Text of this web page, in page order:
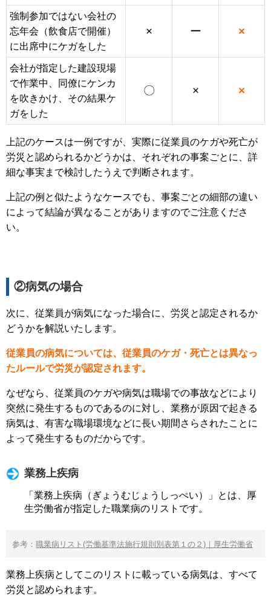
強制参加ではない会社の
忘年会（飲食店で開催）
に出席中にケガをした
× ー ×
会社が指定した建設現場
で作業中、同僚にケンカ
を吹きかけ、その結果ケ
ガをした
〇 × ×
上記のケースは一例ですが、実際に従業員のケガや死亡が
労災と認められるかどうかは、それぞれの事案ごとに、詳
細な事実まで検討したうえで判断されます。
上記の例と似たようなケースでも、事案ごとの細部の違い
によって結論が異なることがありますのでご注意くださ
い。
②病気の場合
次に、従業員が病気になった場合に、労災と認定されるか
どうかを解説いたします。
従業員の病気については、従業員のケガ・死亡とは異なっ
たルールで労災が認定されます。
なぜなら、従業員のケガや病気は職場での事故などにより
突然に発生するものであるのに対し、業務が原因で起きる
病気は、有害な職場環境などに長い期間さらされたことに
よって発生するものだからです。
業務上疾病
「業務上疾病（ぎょうむじょうしっぺい）」とは、厚
生労働省が指定した職業病のリストです。
参考： 職業病リスト(労働基準法施行規則別表第１の２)｜厚生労働省
業務上疾病としてこのリストに載っている病気は、すべて
労災と認められます。